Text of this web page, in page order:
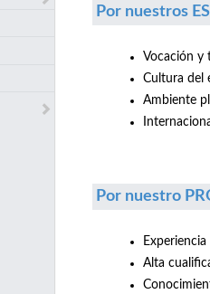
Por nuestros
Vocación y
Cultura del
Ambiente
Por nuestro
Alta